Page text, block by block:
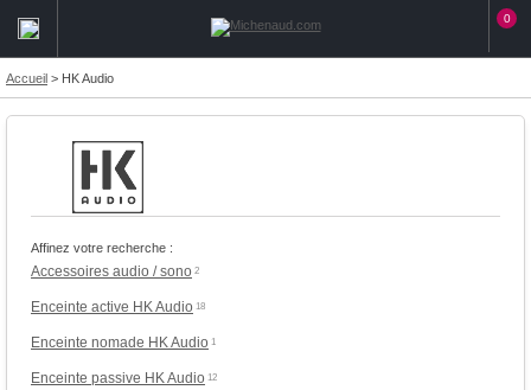
0
Accueil > HK Audio
Affinez votre recherche :
Accessoires audio / sono 2
Enceinte active HK Audio 18
Enceinte nomade HK Audio 1
Enceinte passive HK Audio 12